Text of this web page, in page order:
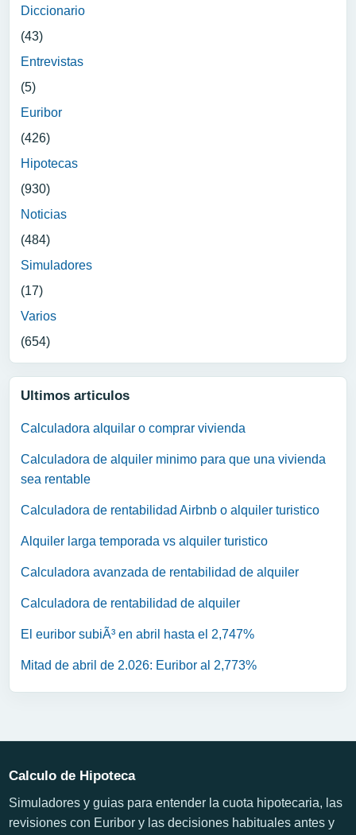
Diccionario
(43)
Entrevistas
(5)
Euribor
(426)
Hipotecas
(930)
Noticias
(484)
Simuladores
(17)
Varios
(654)
Ultimos articulos
Calculadora alquilar o comprar vivienda
Calculadora de alquiler minimo para que una vivienda
sea rentable
Calculadora de rentabilidad Airbnb o alquiler turistico
Alquiler larga temporada vs alquiler turistico
Calculadora avanzada de rentabilidad de alquiler
Calculadora de rentabilidad de alquiler
El euribor subiÃ³ en abril hasta el 2,747%
Mitad de abril de 2.026: Euribor al 2,773%
Calculo de Hipoteca
Simuladores y guias para entender la cuota hipotecaria, las
revisiones con Euribor y las decisiones habituales antes y